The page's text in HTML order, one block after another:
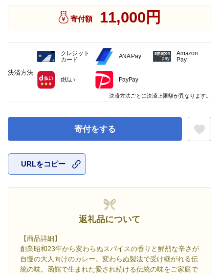
寄付額 11,000円
寄付をする
URLをコピー
返礼品について
【商品詳細】
創業昭和23年から変わらぬスパイスの香りと鮮烈な辛さが
自慢の大人向けのカレー。変わらぬ製法で受け継がれる伝
統の味。函館で生まれた愛され続ける伝統の味をご家庭で
決済方法
クレジット
カード
ANA Pay
Amazon
Pay
d払い PayPay
決済方法ごとに決済上限額が異なります。